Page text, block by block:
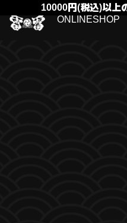
10000円(税込)以
ONLINESHOP